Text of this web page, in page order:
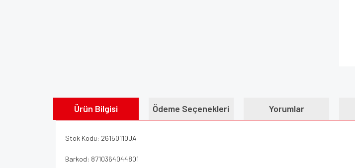
Ürün Bilgisi Ödeme Seçenekleri Yorumlar
Stok Kodu: 26150110JA
Barkod: 8710364044801